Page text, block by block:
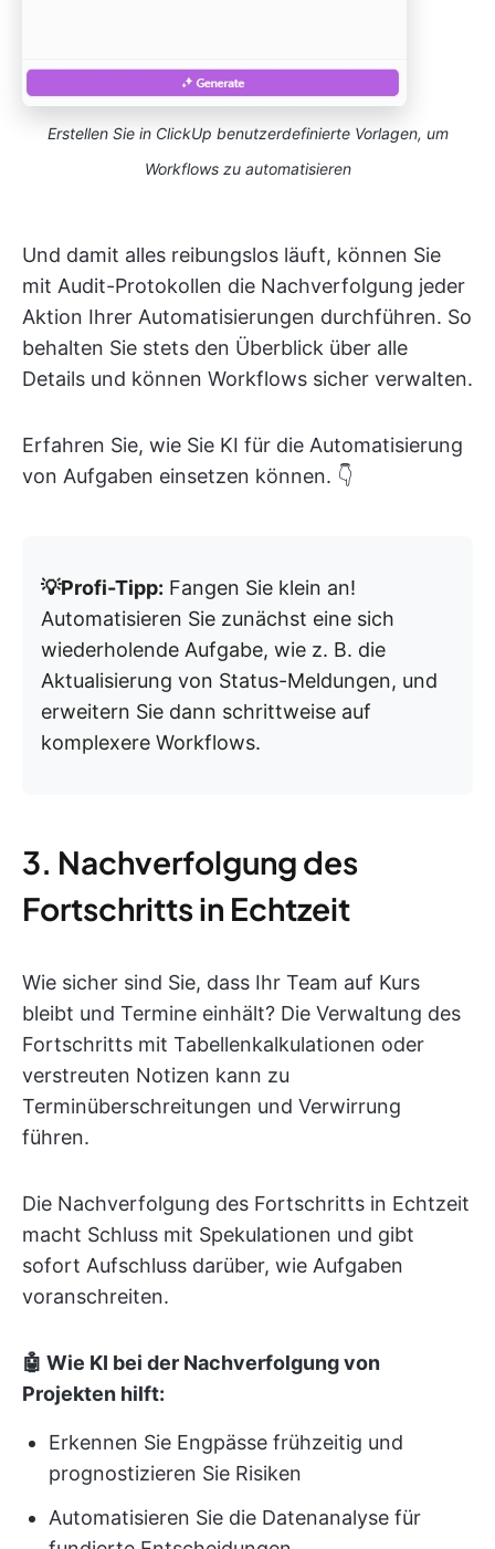
Erstellen Sie in ClickUp benutzerdefinierte Vorlagen, um
Workflows zu automatisieren
Und damit alles reibungslos läuft, können Sie
mit Audit-Protokollen die Nachverfolgung jeder
Aktion Ihrer Automatisierungen durchführen. So
behalten Sie stets den Überblick über alle
Details und können Workflows sicher verwalten.
Erfahren Sie, wie Sie KI für die Automatisierung
von Aufgaben einsetzen können. 👇
💡Profi-Tipp: Fangen Sie klein an!
Automatisieren Sie zunächst eine sich
wiederholende Aufgabe, wie z. B. die
Aktualisierung von Status-Meldungen, und
erweitern Sie dann schrittweise auf
komplexere Workflows.
3. Nachverfolgung des
Fortschritts in Echtzeit
Wie sicher sind Sie, dass Ihr Team auf Kurs
bleibt und Termine einhält? Die Verwaltung des
Fortschritts mit Tabellenkalkulationen oder
verstreuten Notizen kann zu
Terminüberschreitungen und Verwirrung
führen.
Die Nachverfolgung des Fortschritts in Echtzeit
macht Schluss mit Spekulationen und gibt
sofort Aufschluss darüber, wie Aufgaben
voranschreiten.
🤖 Wie KI bei der Nachverfolgung von
Projekten hilft:
Erkennen Sie Engpässe frühzeitig und
prognostizieren Sie Risiken
Automatisieren Sie die Datenanalyse für